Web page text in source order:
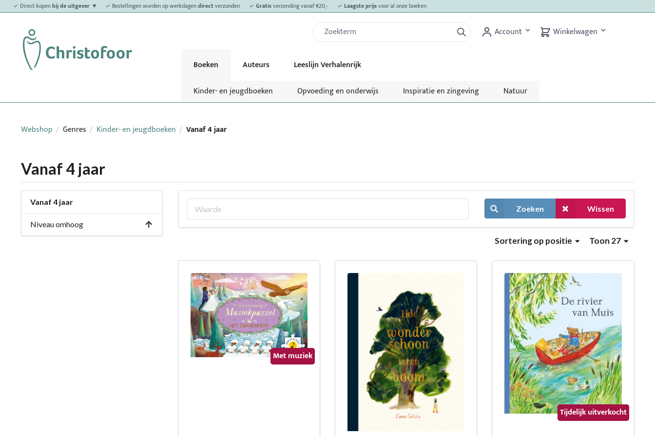
✓ Direct kopenbij de uitgever ♥ ✓ Bestellingen worden op werkdagendirectverzonden ✓ Gratisverzending vanaf €20,- ✓ Laagste prijsvoor al onze boeken
Account Winkelwagen
Boeken Auteurs
Leeslijn Verhalenrijk
Kinder- en jeugdboeken
Opvoeding en onderwijs Inspiratie en zingeving Natuur
Webshop / Genres / Kinder- en jeugdboeken / Vanaf 4 jaar
Vanaf 4 jaar
Vanaf 4 jaar
Niveau omhoog
Zoeken Wissen
Toon 27
Sorteringop positie
Met muziek
Tijdelijk uitverkocht